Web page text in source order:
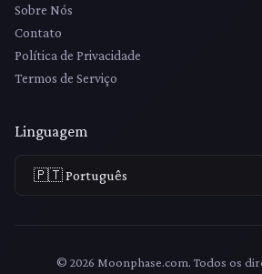
Sobre Nós
Contato
Política de Privacidade
Termos de Serviço
Linguagem
© 2026 Moonphase.com. Todos os